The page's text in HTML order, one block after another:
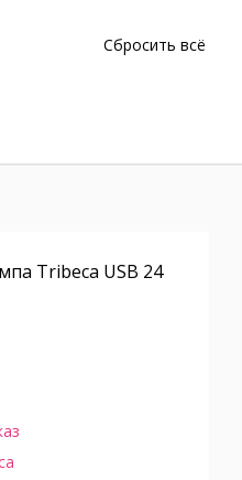
Сбросить всё
Tribeca USB 24